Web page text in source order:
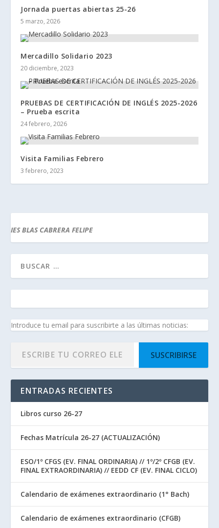
Jornada puertas abiertas 25-26
5 marzo, 2026
Mercadillo Solidario 2023
20 diciembre, 2023
PRUEBAS DE CERTIFICACIÓN DE INGLÉS 2025-2026
– Prueba escrita
24 febrero, 2026
Visita Familias Febrero
3 febrero, 2023
IES BLAS CABRERA FELIPE
Introduce tu email para suscribirte a las últimas noticias:
SUSCRIBIRSE
ENTRADAS RECIENTES
Libros curso 26-27
Fechas Matrícula 26-27 (ACTUALIZACIÓN)
ESO/1º CFGS (EV. FINAL ORDINARIA) // 1º/2º CFGB (EV.
FINAL EXTRAORDINARIA) // EEDD CF (EV. FINAL CICLO)
Calendario de exámenes extraordinario (1° Bach)
Calendario de exámenes extraordinario (CFGB)